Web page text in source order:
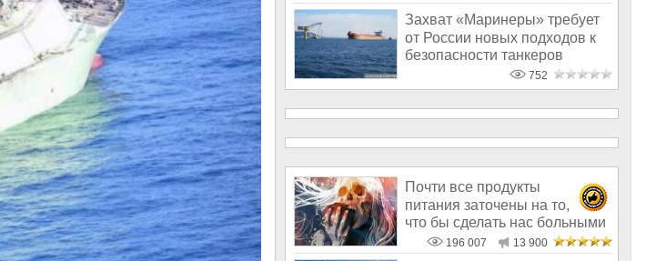
Захват «Маринеры» требует
от России новых подходов к
безопасности танкеров
752
Почти все продукты
питания заточены на то,
что бы сделать нас больными
и бесплодным
196 007 13 900